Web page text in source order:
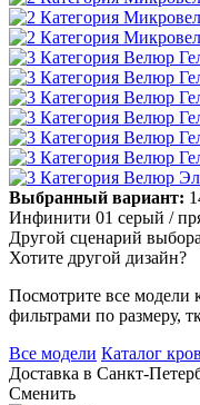
Выбранный вариант:
Инфинити 01 серый /
Другой сценарий выбора
Хотите другой дизайн?
Посмотрите все модели
фильтрами по размеру,
Все модели Каталог
Доставка в Санкт-
Сменить